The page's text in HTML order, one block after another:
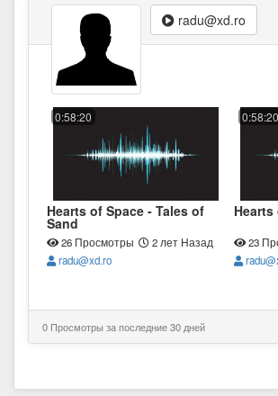
radu@xd.ro
0:58:20
Hearts of Space - Tales of
Sand
26 Просмотры
2 лет Назад
radu@xd.ro
0:58:20
Hearts
23
0 Просмотры за последние 30 дней